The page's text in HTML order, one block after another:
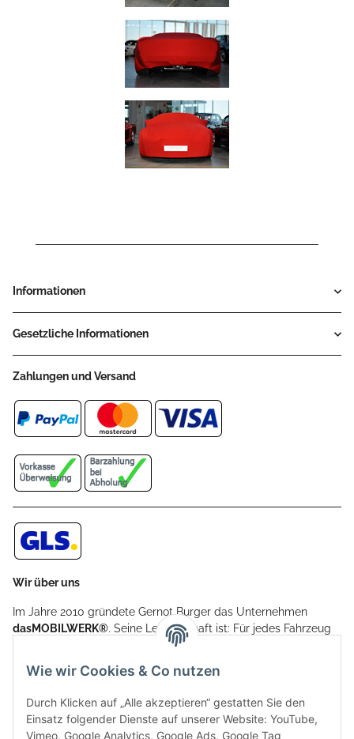
Informationen
Gesetzliche Informationen
Zahlungen und Versand
Wir über uns
Im Jahre 2010 gründete Gernot Burger das Unternehmen
dasMOBILWERK®. Seine Leidenschaft ist: Für jedes Fahrzeug
ein Car Cover anzubieten - passgenau und individuell.
Aufgrund der vielen positiven Kundenrückmeldungen kamen
weitere Produkte, wie Reifenschuhe, Hardtopständer hinzu.
Seine Reifenschoner werden in Deutschland produziert und
sind mit hochwertigen Techniken und Materialien gefertigt.
Wie wir Cookies & Co nutzen
Durch Klicken auf „Alle akzeptieren“ gestatten Sie den
Einsatz folgender Dienste auf unserer Website: YouTube,
Vimeo, Google Analytics, Google Ads, Google Tag